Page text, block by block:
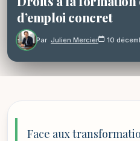
d’emploi concret
Par Julien Mercier 10
Face aux